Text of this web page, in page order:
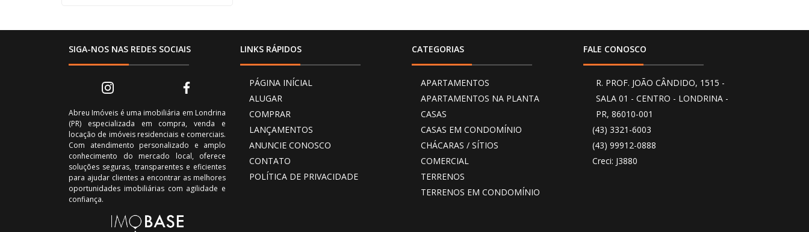
SIGA-NOS NAS REDES SOCIAIS
Abreu Imóveis é uma imobiliária em Londrina
(PR) especializada em compra, venda e
locação de imóveis residenciais e comerciais.
Com atendimento personalizado e amplo
conhecimento do mercado local, oferece
soluções seguras, transparentes e eficientes
para ajudar clientes a encontrar as melhores
oportunidades imobiliárias com agilidade e
confiança.
LINKS RÁPIDOS
PÁGINA INÍCIAL
ALUGAR
COMPRAR
LANÇAMENTOS
ANUNCIE CONOSCO
CONTATO
POLÍTICA DE PRIVACIDADE
CATEGORIAS
APARTAMENTOS
APARTAMENTOS NA PLANTA
CASAS
CASAS EM CONDOMÍNIO
CHÁCARAS / SÍTIOS
COMERCIAL
TERRENOS
TERRENOS EM CONDOMÍNIO
FALE CONOSCO
R. PROF. JOÃO CÂNDIDO, 1515 -
SALA 01 - CENTRO - LONDRINA -
PR, 86010-001
(43) 3321-6003
(43) 99912-0888
Creci: J3880